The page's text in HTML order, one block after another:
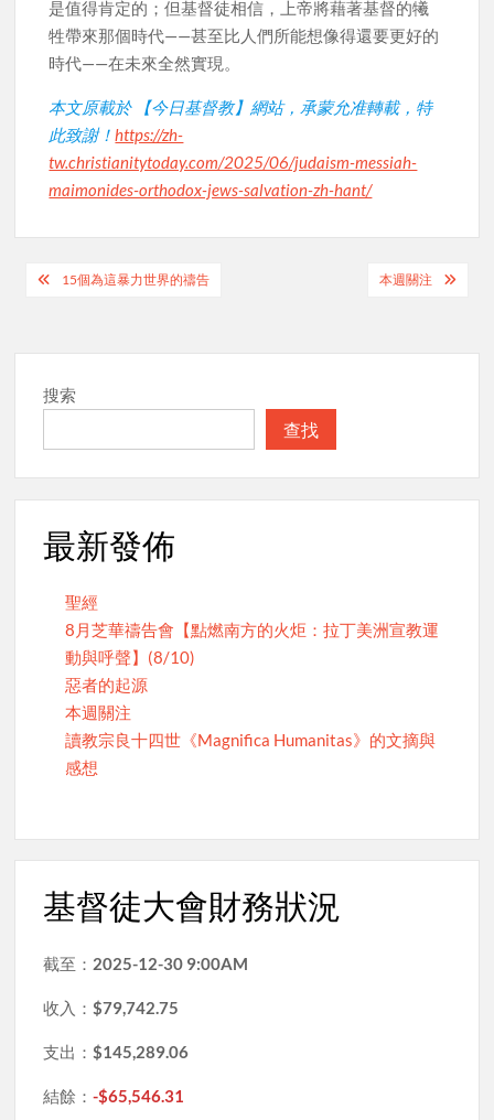
是值得肯定的；但基督徒相信，上帝將藉著基督的犧
牲帶來那個時代——甚至比人們所能想像得還要更好的
時代——在未來全然實現。
本文原載於 【今日基督教】網站，承蒙允准轉載，特
此致謝！https://zh-
tw.christianitytoday.com/2025/06/judaism-messiah-
maimonides-orthodox-jews-salvation-zh-hant/
Post15個為這暴力世界的禱告 本週關注
搜索
查找
最新發佈
聖經
8月芝華禱告會【點燃南方的火炬：拉丁美洲宣教運
動與呼聲】(8/10)
惡者的起源
本週關注
讀教宗良十四世《Magnifica Humanitas》的文摘與
感想
基督徒大會財務狀況
截至： 2025-12-30 9:00AM
收入：$79,742.75
支出：$145,289.06
結餘：-$65,546.31